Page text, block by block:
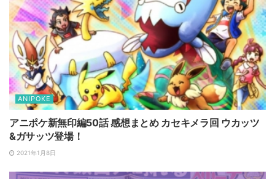
ANIPOKE
アニポケ新無印編50話 感想まとめ カセキメラ回 ウカッツ
&ガサッツ登場！
2021年1月8日